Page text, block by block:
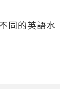
同的英語水